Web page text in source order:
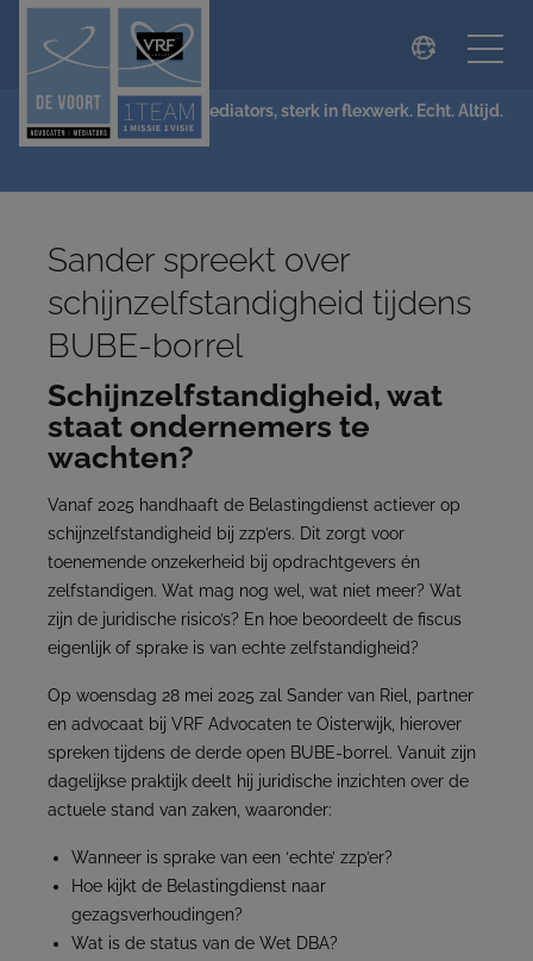
De Voort Advocaten | Mediators, sterk in flexwerk. Echt. Altijd.
Sander spreekt over
schijnzelfstandigheid tijdens
BUBE-borrel
Schijnzelfstandigheid, wat
staat ondernemers te
wachten?
Vanaf 2025 handhaaft de Belastingdienst actiever op
schijnzelfstandigheid bij zzp’ers. Dit zorgt voor
toenemende onzekerheid bij opdrachtgevers én
zelfstandigen. Wat mag nog wel, wat niet meer? Wat
zijn de juridische risico’s? En hoe beoordeelt de fiscus
eigenlijk of sprake is van echte zelfstandigheid?
Op woensdag 28 mei 2025 zal Sander van Riel, partner
en advocaat bij VRF Advocaten te Oisterwijk, hierover
spreken tijdens de derde open BUBE-borrel. Vanuit zijn
dagelijkse praktijk deelt hij juridische inzichten over de
actuele stand van zaken, waaronder:
Wanneer is sprake van een ‘echte’ zzp’er?
Hoe kijkt de Belastingdienst naar
gezagsverhoudingen?
Wat is de status van de Wet DBA?